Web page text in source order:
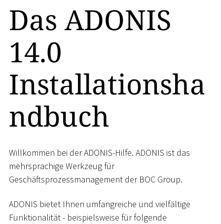
Das ADONIS
14.0
Installationsha
ndbuch
Willkommen bei der ADONIS-Hilfe. ADONIS ist das
mehrsprachige Werkzeug für
Geschäftsprozessmanagement der BOC Group.
ADONIS bietet Ihnen umfangreiche und vielfältige
Funktionalität - beispielsweise für folgende